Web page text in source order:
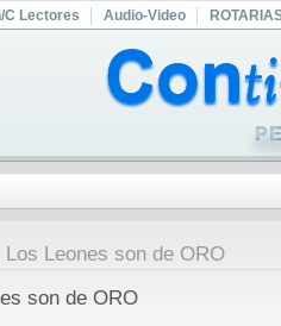
C Lectores Audio-Video
Leones son de ORO
son de ORO